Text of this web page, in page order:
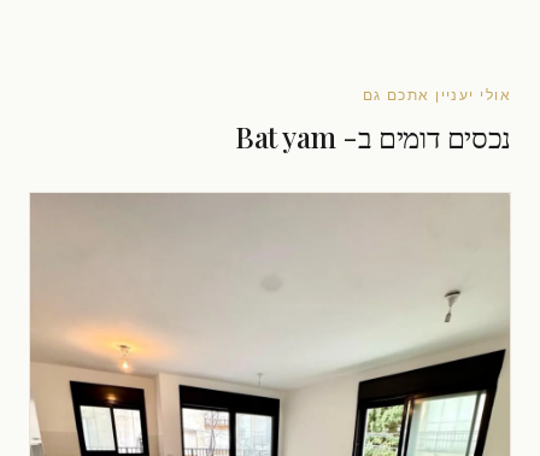
אולי יעניין אתכם גם
נכסים דומים ב- Bat yam